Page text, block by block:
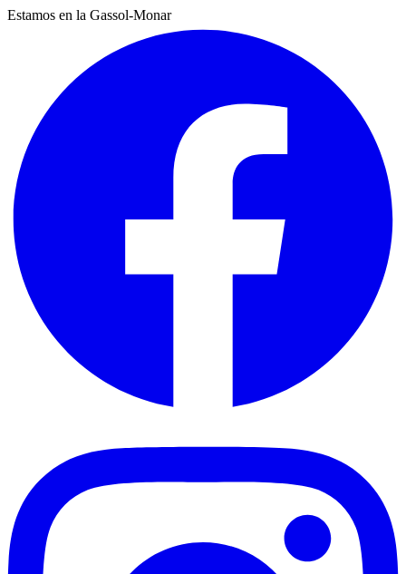
Estamos en la Gassol-Monar